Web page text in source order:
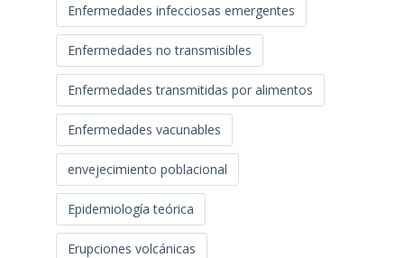
Enfermedades infecciosas emergentes
Enfermedades no transmisibles
Enfermedades transmitidas por alimentos
Enfermedades vacunables
envejecimiento poblacional
Epidemiología teórica
Erupciones volcánicas